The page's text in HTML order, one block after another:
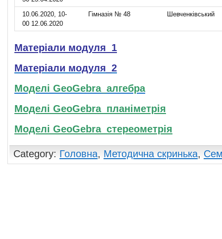
10.06.2020, 10-
00 12.06.2020
Гімназія № 48 Шевченківський
Матеріали модуля_1
Матеріали модуля_2
Моделі GeoGebra_алгебра
Моделі GeoGebra_планіметрія
Моделі GeoGebra_стереометрія
Category: Головна, Методична скринька,